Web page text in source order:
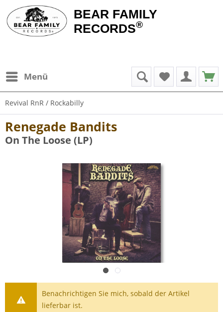
BEAR FAMILY
RECORDS®
Menü
Revival RnR / Rockabilly
Renegade Bandits
On The Loose (LP)
Benachrichtigen Sie mich, sobald der Artikel
lieferbar ist.